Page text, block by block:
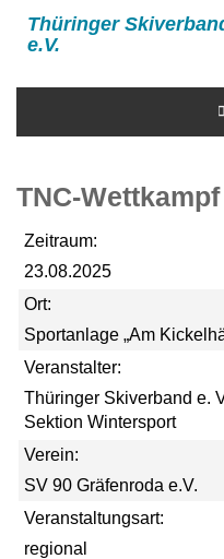
Thüringer
e.V.
TNC-
Zeitraum:
23.08.2025
Ort:
Sportanlage „Am
Veranstalter:
Thüringer Skiverband e.
Sektion Wintersport
Verein:
SV 90 Gräfenroda e.V.
Veranstaltungsart:
regional